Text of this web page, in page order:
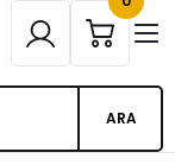
ARA